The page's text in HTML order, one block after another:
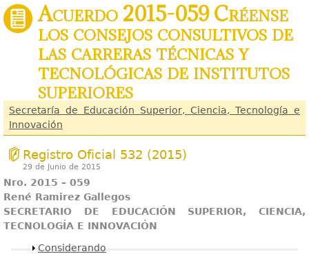
Acuerdo 2015-059 Créense
los consejos consultivos de
las carreras técnicas y
tecnológicas de institutos
superiores
Secretaría de Educación Superior, Ciencia, Tecnología e
Innovación
Registro Oficial 532 (2015)
29 de Junio de 2015
Nro. 2015 – 059
René Ramirez Gallegos
SECRETARIO DE EDUCACIÓN SUPERIOR, CIENCIA,
TECNOLOGÍA E INNOVACIÓN
Mostrar
Considerando